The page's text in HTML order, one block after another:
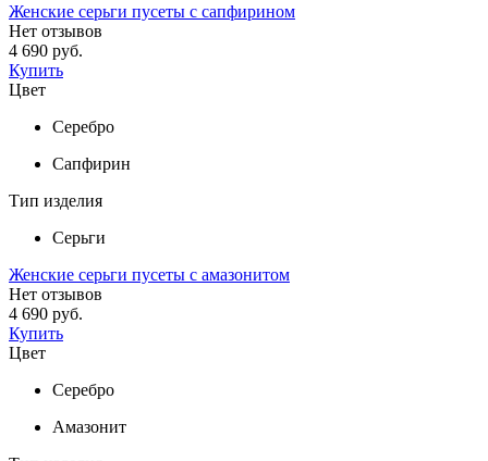
Женские серьги пусеты с сапфирином
Нет отзывов
4 690 руб.
Купить
Цвет
Серебро
Сапфирин
Тип изделия
Серьги
Женские серьги пусеты с амазонитом
Нет отзывов
4 690 руб.
Купить
Цвет
Серебро
Амазонит